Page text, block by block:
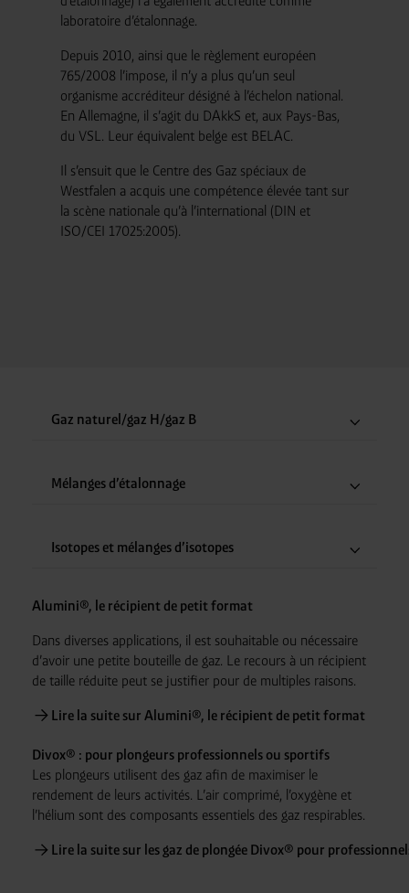
laboratoire d’étalonnage.
Depuis 2010, ainsi que le règlement européen
765/2008 l’impose, il n’y a plus qu’un seul
organisme accréditeur désigné à l’échelon national.
En Allemagne, il s’agit du DAkkS et, aux Pays-Bas,
du VSL. Leur équivalent belge est BELAC.
Il s’ensuit que le Centre des Gaz spéciaux de
Westfalen a acquis une compétence élevée tant sur
la scène nationale qu’à l’international (DIN et
ISO/CEI 17025:2005).
Gaz naturel/gaz H/gaz B
Mélanges d’étalonnage
Isotopes et mélanges d’isotopes
Alumini®, le récipient de petit format
Dans diverses applications, il est souhaitable ou nécessaire
d’avoir une petite bouteille de gaz. Le recours à un récipient
de taille réduite peut se justifier pour de multiples raisons.
Lire la suite sur Alumini®, le récipient de petit format
Divox® : pour plongeurs professionnels ou sportifs
Les plongeurs utilisent des gaz afin de maximiser le
rendement de leurs activités. L’air comprimé, l’oxygène et
l’hélium sont des composants essentiels des gaz respirables.
Lire la suite sur les gaz de plongée Divox® pour